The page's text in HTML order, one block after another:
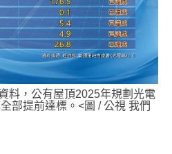
料，公有屋頂2025年規劃光電
部提前達標。<圖 / 公視 我們